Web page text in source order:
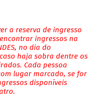
a reserva de ingresso
ingressos na
no dia do
haja sobra dentre os
Cada pessoa
lugar marcado, se for
disponíveis